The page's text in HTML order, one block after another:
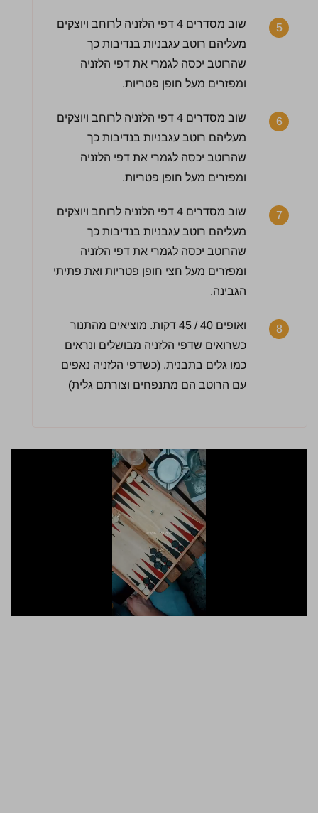
5
שוב מסדרים 4 דפי הלזניה לרוחב ויוצקים
מעליהם רוטב עגבניות בנדיבות כך
שהרוטב יכסה לגמרי את דפי הלזניה
ומפזרים מעל חופן פטריות.
6
שוב מסדרים 4 דפי הלזניה לרוחב ויוצקים
מעליהם רוטב עגבניות בנדיבות כך
שהרוטב יכסה לגמרי את דפי הלזניה
ומפזרים מעל חופן פטריות.
7
שוב מסדרים 4 דפי הלזניה לרוחב ויוצקים
מעליהם רוטב עגבניות בנדיבות כך
שהרוטב יכסה לגמרי את דפי הלזניה
ומפזרים מעל חצי חופן פטריות ואת פתיתי
הגבינה.
8
ואופים 40 / 45 דקות. מוציאים מהתנור
כשרואים שדפי הלזניה מבושלים ונראים
כמו גלים בתבנית. (כשדפי הלזניה נאפים
עם הרוטב הם מתנפחים וצורתם גלית)